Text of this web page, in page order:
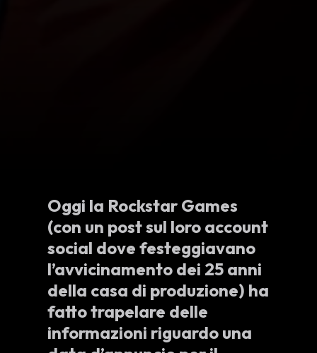
Oggi la Rockstar Games
(con un post sul loro account
social dove festeggiavano
l’avvicinamento dei 25 anni
della casa di produzione) ha
fatto trapelare delle
informazioni riguardo una